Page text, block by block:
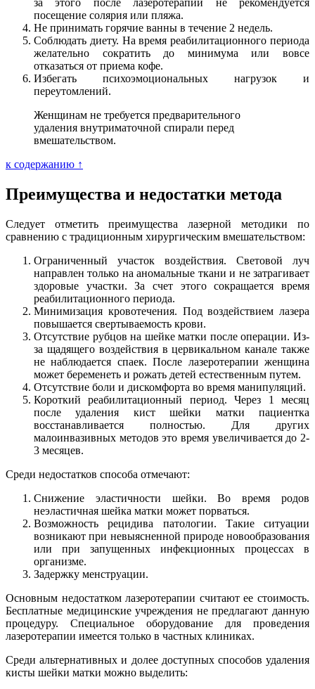
за этого после лазеротерапии не рекомендуется
посещение солярия или пляжа.
Не принимать горячие ванны в течение 2 недель.
Соблюдать диету. На время реабилитационного периода
желательно сократить до минимума или вовсе
отказаться от приема кофе.
Избегать психоэмоциональных нагрузок и
переутомлений.
Женщинам не требуется предварительного
удаления внутриматочной спирали перед
вмешательством.
к содержанию ↑
Преимущества и недостатки метода
Следует отметить преимущества лазерной методики по
сравнению с традиционным хирургическим вмешательством:
Ограниченный участок воздействия. Световой луч
направлен только на аномальные ткани и не затрагивает
здоровые участки. За счет этого сокращается время
реабилитационного периода.
Минимизация кровотечения. Под воздействием лазера
повышается свертываемость крови.
Отсутствие рубцов на шейке матки после операции. Из-
за щадящего воздействия в цервикальном канале также
не наблюдается спаек. После лазеротерапии женщина
может беременеть и рожать детей естественным путем.
Отсутствие боли и дискомфорта во время манипуляций.
Короткий реабилитационный период. Через 1 месяц
после удаления кист шейки матки пациентка
восстанавливается полностью. Для других
малоинвазивных методов это время увеличивается до 2-
3 месяцев.
Среди недостатков способа отмечают:
Снижение эластичности шейки. Во время родов
неэластичная шейка матки может порваться.
Возможность рецидива патологии. Такие ситуации
возникают при невыясненной природе новообразования
или при запущенных инфекционных процессах в
организме.
Задержку менструации.
Основным недостатком лазеротерапии считают ее стоимость.
Бесплатные медицинские учреждения не предлагают данную
процедуру. Специальное оборудование для проведения
лазеротерапии имеется только в частных клиниках.
Среди альтернативных и долее доступных способов удаления
кисты шейки матки можно выделить: